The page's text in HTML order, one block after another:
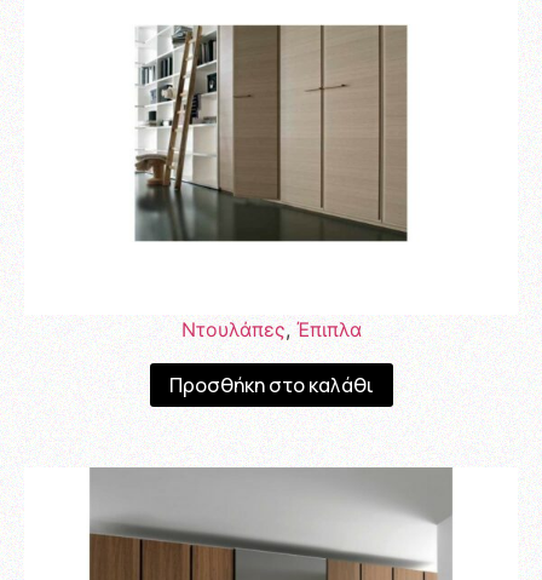
Ντουλάπες,Έπιπλα
Προσθήκη στο καλάθι